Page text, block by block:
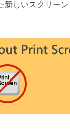
しいスクリー